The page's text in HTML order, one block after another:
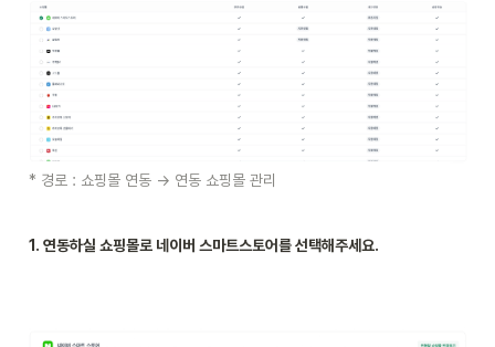
* 경로 : 쇼핑몰 연동 → 연동 쇼핑몰 관리
1. 연동하실 쇼핑몰로 네이버 스마트스토어를 선택해주세요.